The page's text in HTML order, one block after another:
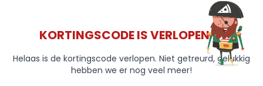
KORTINGSCODE IS VERLOPEN 😞
Helaas is de kortingscode verlopen. Niet getreurd, gelukkig
hebben we er nog veel meer!